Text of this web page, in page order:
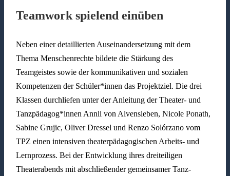
Teamwork spielend einüben
Neben einer detaillierten Auseinandersetzung mit dem
Thema Menschenrechte bildete die Stärkung des
Teamgeistes sowie der kommunikativen und sozialen
Kompetenzen der Schüler*innen das Projektziel. Die drei
Klassen durchliefen unter der Anleitung der Theater- und
Tanzpädagog*innen Annli von Alvensleben, Nicole Ponath,
Sabine Grujic, Oliver Dressel und Renzo Solórzano vom
TPZ einen intensiven theaterpädagogischen Arbeits- und
Lernprozess. Bei der Entwicklung ihres dreiteiligen
Theaterabends mit abschließender gemeinsamer Tanz-